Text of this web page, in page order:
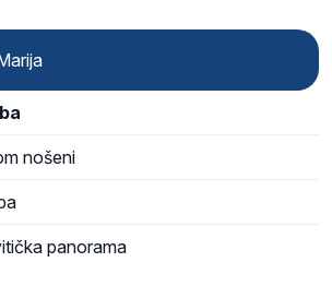
nošeni
panorama